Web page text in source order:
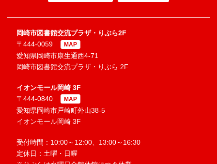
岡崎市図書館交流プラザ・りぶら2F
〒444-0059
MAP
愛知県岡崎市康生通西4-71
岡崎市図書館交流プラザ・りぶら 2F
イオンモール岡崎 3F
〒444-0840
MAP
愛知県岡崎市戸崎町外山38-5
イオンモール岡崎 3F
受付時間：10:00～12:00、13:00～16:30
定休日：土曜・日曜